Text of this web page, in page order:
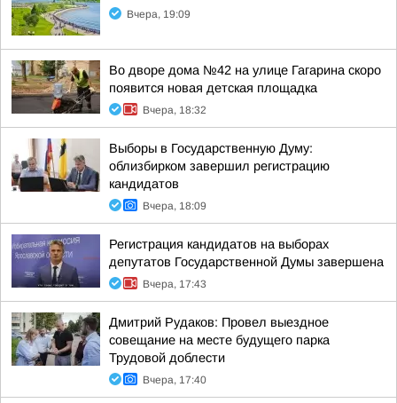
Вчера, 19:09
Во дворе дома №42 на улице Гагарина скоро
появится новая детская площадка
Вчера, 18:32
Выборы в Государственную Думу:
облизбирком завершил регистрацию
кандидатов
Вчера, 18:09
Регистрация кандидатов на выборах
депутатов Государственной Думы завершена
Вчера, 17:43
Дмитрий Рудаков: Провел выездное
совещание на месте будущего парка
Трудовой доблести
Вчера, 17:40